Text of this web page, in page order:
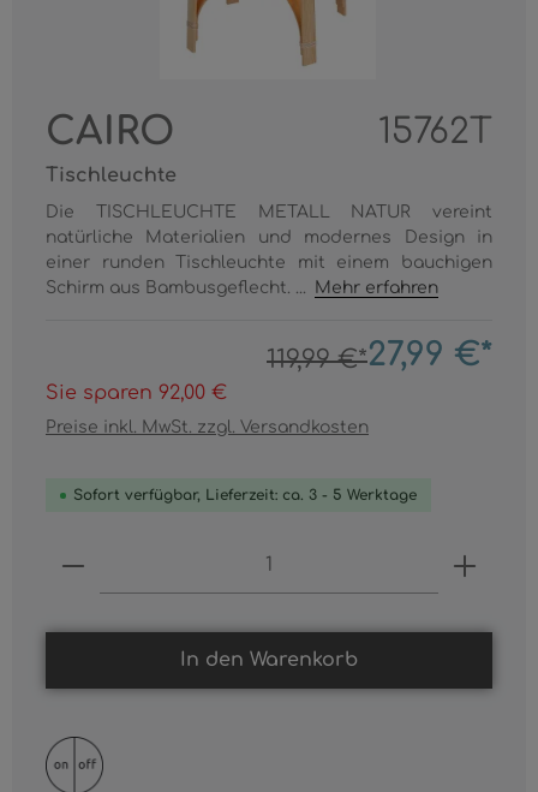
CAIRO 15762T
Tischleuchte
Die TISCHLEUCHTE METALL NATUR vereint
natürliche Materialien und modernes Design in
einer runden Tischleuchte mit einem bauchigen
Schirm aus Bambusgeflecht. ...
Mehr erfahren
119,99 €*27,99 €*
Sie sparen 92,00 €
Preise inkl. MwSt. zzgl. Versandkosten
Sofort verfügbar, Lieferzeit: ca. 3 - 5 Werktage
Produkt Anzahl: Gib den
In den Warenkorb